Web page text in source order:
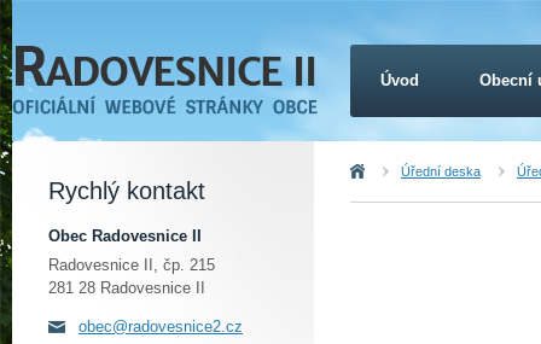
Úvod Úřední deska
Rychlý kontakt
Obec Radovesnice II
Radovesnice II, čp. 215
281 28 Radovesnice II
obec@radovesnice2.cz
Úvod Obecní